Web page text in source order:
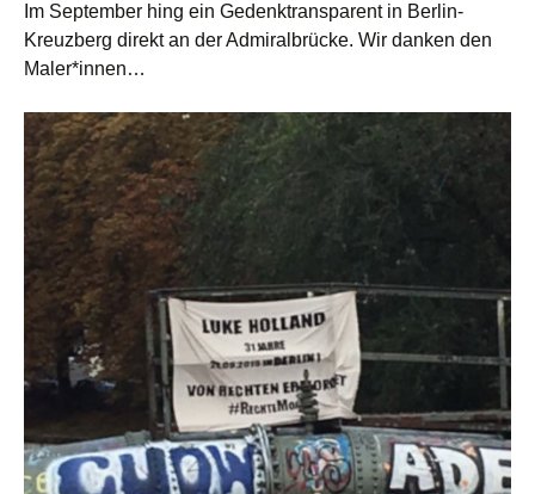
Im September hing ein Gedenktransparent in Berlin-
Kreuzberg direkt an der Admiralbrücke. Wir danken den
Maler*innen…